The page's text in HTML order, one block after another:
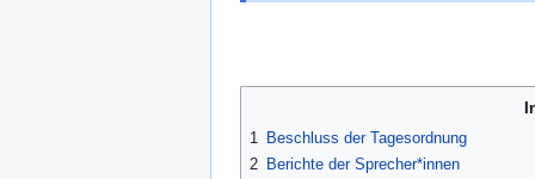
1
Beschluss der Tagesordnung
2 Berichte der Sprecher*innen